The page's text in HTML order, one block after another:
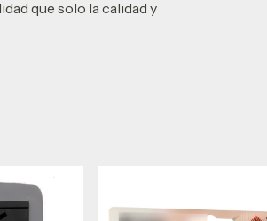
que solo la calidad y